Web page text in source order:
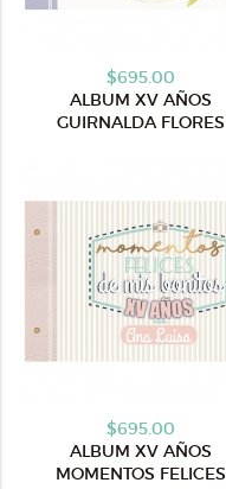
$695.00
ALBUM XV AÑOS
GUIRNALDA FLORES
$695.00
ALBUM XV AÑOS
MOMENTOS FELICES